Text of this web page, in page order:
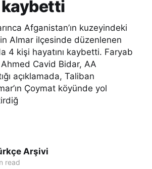
kaybetti
Afganistan’ın kuzeyindeki
Almar ilçesinde düzenlenen
4 kişi hayatını kaybetti. Faryab
Cavid Bidar, AA
açıklamada, Taliban
Çoymat köyünde yol
Arşivi
read